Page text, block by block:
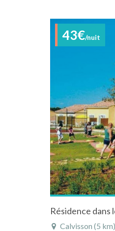
43€/nuit
Calvisson (5